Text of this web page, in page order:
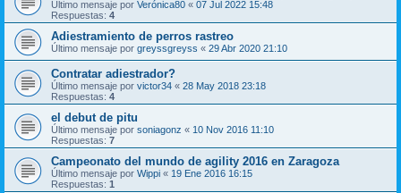
Último mensaje por Verónica80 « 07 Jul 2022 15:48
Respuestas: 4
Adiestramiento de perros rastreo
Último mensaje por greyssgreyss « 29 Abr 2020 21:10
Contratar adiestrador?
Último mensaje por victor34 « 28 May 2018 23:18
Respuestas: 4
el debut de pitu
Último mensaje por soniagonz « 10 Nov 2016 11:10
Respuestas: 7
Campeonato del mundo de agility 2016 en Zaragoza
Último mensaje por Wippi « 19 Ene 2016 16:15
Respuestas: 1